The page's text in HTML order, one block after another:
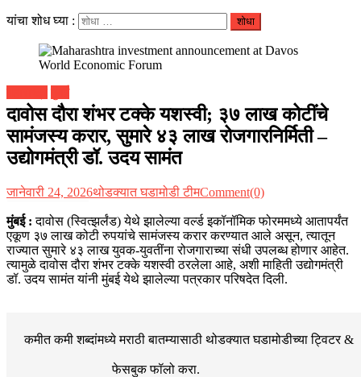
यांचा शोध घ्या :
दावोस दौरा शंभर टक्के यशस्वी; ३७ लाख कोटींचे
सामंजस्य करार, सुमारे ४३ लाख रोजगारनिर्मिती –
उद्योगमंत्री डॉ. उदय सामंत
जानेवारी 24, 2026थोडक्यात घडामोडी टीमComment(0)
मुंबई : दावोस (स्वित्झर्लंड) येथे झालेल्या वर्ल्ड इकॉनॉमिक फोरममध्ये आतापर्यंत
एकूण ३७ लाख कोटी रुपयांचे सामंजस्य करार करण्यात आले असून, त्यातून
राज्यात सुमारे ४३ लाख युवक-युवतींना रोजगाराच्या संधी उपलब्ध होणार आहेत.
त्यामुळे दावोस दौरा शंभर टक्के यशस्वी ठरलेला आहे, अशी माहिती उद्योगमंत्री
डॉ. उदय सामंत यांनी मुंबई येथे झालेल्या पत्रकार परिषदेत दिली.
कमीत कमी शब्दांमध्ये मराठी बातम्यासाठी थोडक्यात घडामोडीच्याट्विटर &
फेसबुकफॉलो करा.